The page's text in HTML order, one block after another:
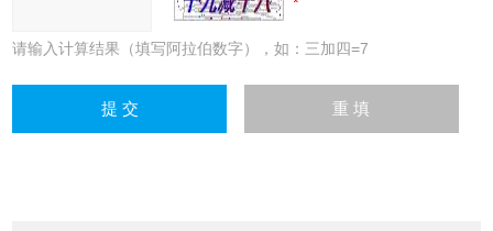
请输入计算结果（填写阿拉伯数字），如：三加四=7